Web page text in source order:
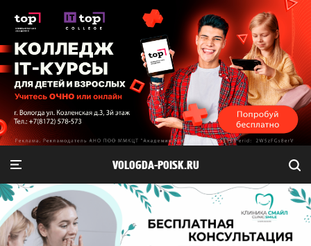
VOLOGDA-POISK.RU